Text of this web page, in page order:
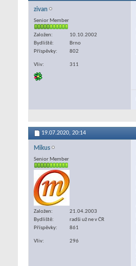
zivan
Senior Member
Založen
10.10.2002
Bydliště
Brno
Příspěvky
802
Vliv 311
19.07.2020, 20:14
Mikus
Senior Member
Založen
21.04.2003
Bydliště
radši už ne v ČR
Příspěvky
861
Vliv 296